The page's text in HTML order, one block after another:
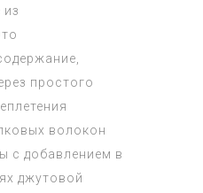
из
простого
волокон
с добавлением в
джутовой